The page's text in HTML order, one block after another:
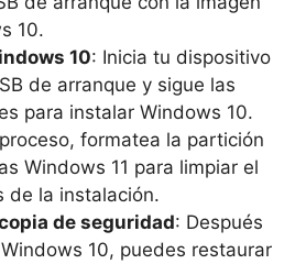
10.
10: Inicia tu dispositivo
de arranque y sigue las
para instalar Windows 10.
formatea la partición
Windows 11 para limpiar el
de la instalación.
de seguridad: Después
10, puedes restaurar